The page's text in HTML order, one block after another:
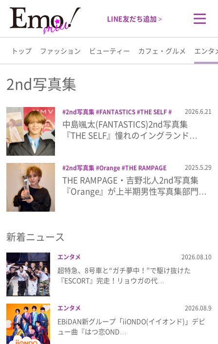
LINE友だち追加 >
トップ ファッション ビューティー カフェ・グルメ エンタ
トップ
ファッション
ビューティー
カフェ・グルメ
エンタメ
ライフスタイル
プレゼント
インタビュー
フィルム
Emoメン
2nd写真集
2nd写真集 FANTASTICS THE SELF
イベントレポ 中島颯太
2026.6.21
中島颯太(FANTASTICS)2nd写真集
『THE SELF』憧れのイングランド…
2nd写真集 Orange THE RAMPAGE
THE RAMPAGE from EXILE TRIBE
写
真集
2025.5.29
THE RAMPAGE・吉野北人2nd写真集
『Orange』が上半期男性写真集部門…
新着ニュース
エンタメ 2026.08.10
超特急、8号車と“ガチ夢中！”で駆け抜けた
『ESCORT』完走！リョウガの代…
エンタメ 2026.08.9
EBiDAN新グループ「iiONDO(イイオンド)」デビ
ュー曲『はつ恋OND…